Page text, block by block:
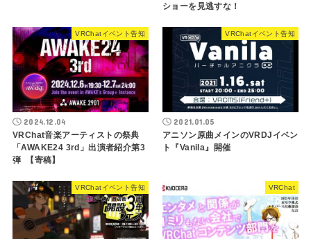
ショーを見逃すな！
VRChatイベント告知
2024.12.04
VRChat音楽アーティストの祭典
「AWAKE24 3rd」出演者紹介第3
弾 【寄稿】
VRChatイベント告知
2021.01.05
アニソン原曲メインのVRDJイベン
ト『Vanila』開催
VRChatイベント告知 VRChat